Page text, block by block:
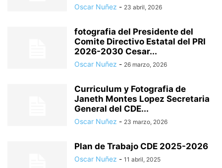
Oscar Nuñez - 23 abril, 2026
fotografia del Presidente del
Comite Directivo Estatal del PRI
2026-2030 Cesar...
Oscar Nuñez - 26 marzo, 2026
Curriculum y Fotografia de
Janeth Montes Lopez Secretaria
General del CDE...
Oscar Nuñez - 23 marzo, 2026
Plan de Trabajo CDE 2025-2026
Oscar Nuñez - 11 abril, 2025